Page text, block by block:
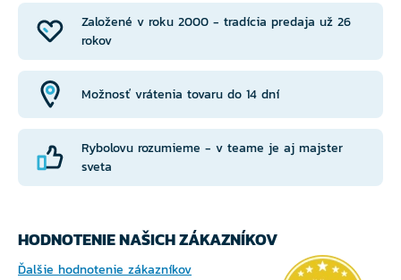
Založené v roku 2000 - tradícia predaja už 26
rokov
Možnosť vrátenia tovaru do 14 dní
Rybolovu rozumieme - v teame je aj majster
sveta
HODNOTENIE NAŠICH ZÁKAZNÍKOV
Ďalšie hodnotenie zákazníkov